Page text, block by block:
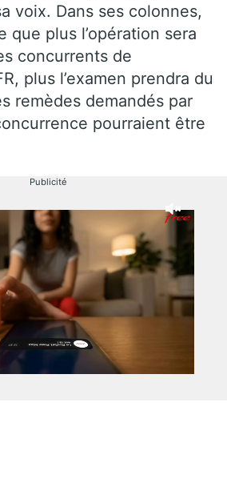
voix. Dans ses colonnes,
que plus l’opération sera
concurrents de
plus l’examen prendra du
remèdes demandés par
pourraient être
Publicité